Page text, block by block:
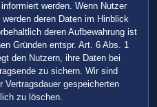
werden. Wenn Nutzer
deren Daten im Hinblick
deren Aufbewahrung ist
Gründen entspr. Art. 6 Abs. 1
den Nutzern, ihre Daten bei
zu sichern. Wir sind
Vertragsdauer gespeicherten
zu löschen.